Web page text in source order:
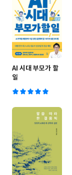
AI 시대 부모가 할
일